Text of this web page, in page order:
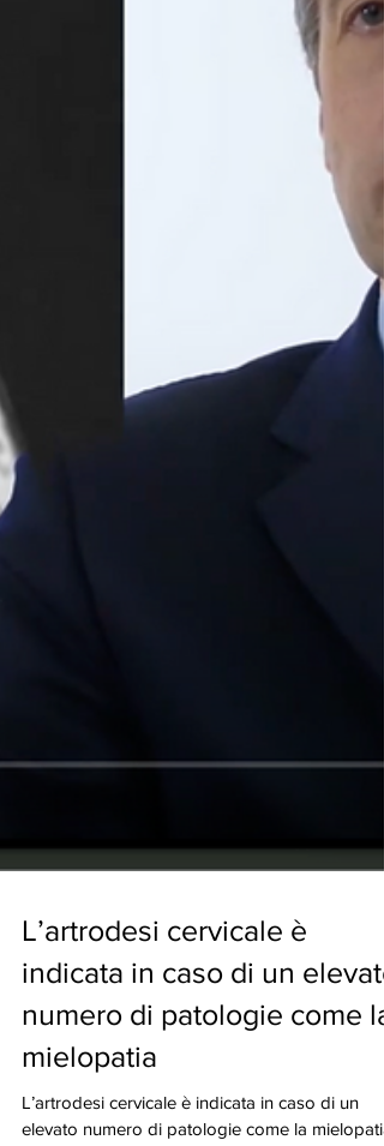
L’artrodesi cervicale è
indicata in caso di un elevato
mielopatia